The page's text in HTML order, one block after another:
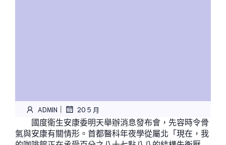
ADMIN | 20 5 月
國度衛生安康委明天舉辦消息發布會，先容時令骨
氣與安康有關情形。首都醫科年夜學從屬北「現在，我